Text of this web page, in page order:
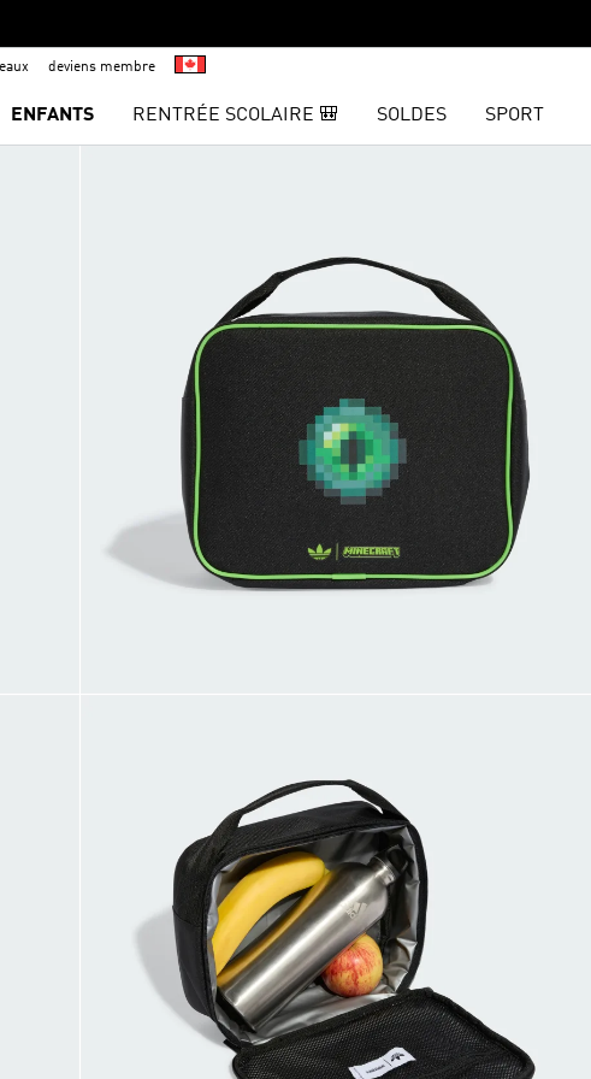
deviens membre
ENFANTS RENTRÉE SCOLAIRE 🎒 SOLDES SPORT